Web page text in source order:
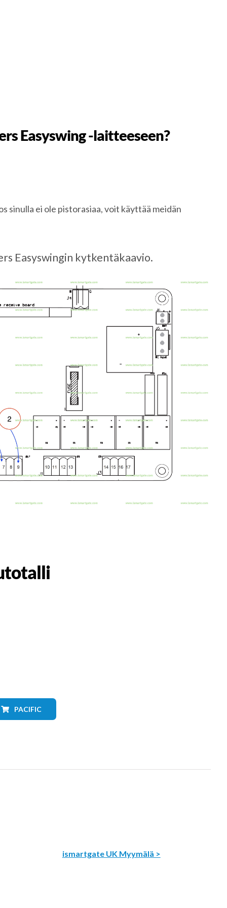
Easyswing -laitteeseen?
ei ole pistorasiaa, voit käyttää meidän
Easyswingin kytkentäkaavio.
PACIFIC
ismartgate UK Myymälä >